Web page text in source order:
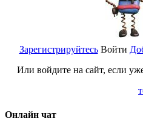
Зарегистрируйтесь
Или войдите на сайт, если
Войти
Онлайн чат